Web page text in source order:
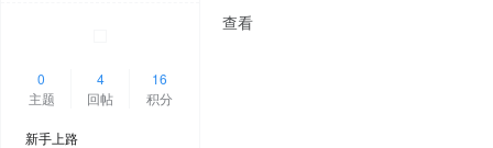
0
主题
4
回帖
16
积分
新手上路
查看